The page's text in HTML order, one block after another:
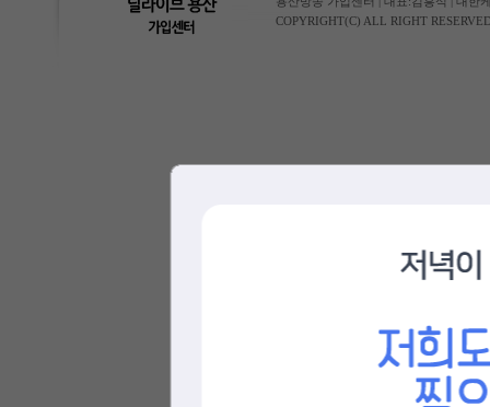
COPYRIGHT(C) ALL RIGHT